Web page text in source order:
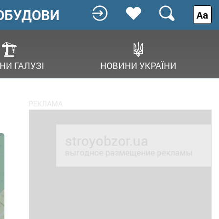
ГАЛУЗІ НОВИНИ УКРАЇНИ
Аа